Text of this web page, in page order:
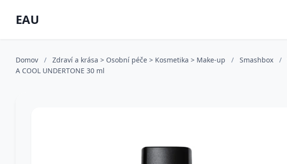
EAU
Domov / Zdraví a krása > Osobní péče > Kosmetika > Make-up / Smashbox /
A COOL UNDERTONE 30 ml